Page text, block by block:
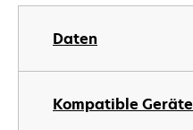
Daten
Kompatible Geräte